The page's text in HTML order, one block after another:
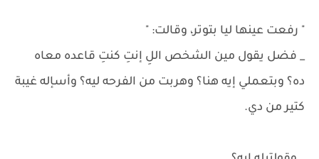
" رفعت عينها ليا بتوتر، وقالت: "
_ فضل يقول مين الشخص اللِ إنتِ كنتِ قاعده معاه
ده؟ وبتعملي إيه هنا؟ وهربت من الفرحه ليه؟ وأسإله غيبة
كتير من دي.